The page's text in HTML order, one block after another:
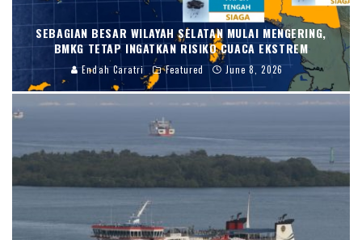
SEBAGIAN BESAR WILAYAH SELATAN MULAI MENGERING,
BMKG TETAP INGATKAN RISIKO CUACA EKSTREM
Endah Caratri Featured June 8, 2026